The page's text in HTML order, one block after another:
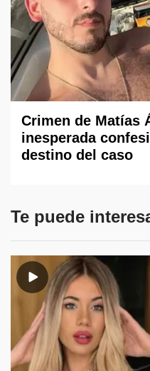
Crimen de Matías
inesperada
destino del caso
Te puede